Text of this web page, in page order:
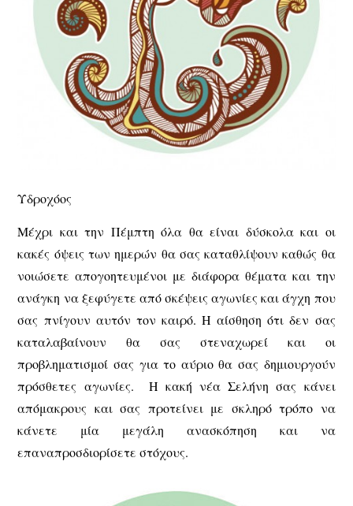
Υδροχόος
Μέχρι και την Πέμπτη όλα θα είναι δύσκολα και οι
κακές όψεις των ημερών θα σας καταθλίψουν καθώς θα
νοιώσετε απογοητευμένοι με διάφορα θέματα και την
ανάγκη να ξεφύγετε από σκέψεις αγωνίες και άγχη που
σας πνίγουν αυτόν τον καιρό. Η αίσθηση ότι δεν σας
καταλαβαίνουν θα σας στεναχωρεί και οι
προβληματισμοί σας για το αύριο θα σας δημιουργούν
πρόσθετες αγωνίες. Η κακή νέα Σελήνη σας κάνει
απόμακρους και σας προτείνει με σκληρό τρόπο να
κάνετε μία μεγάλη ανασκόπηση και να
επαναπροσδιορίσετε στόχους.